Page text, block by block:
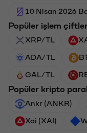
10 Nisan 2026
Popüler işlem
XRP/TL
ADA/TL
GAL/TL
Popüler kripto
Ankr (ANKR)
Xai (XAI)